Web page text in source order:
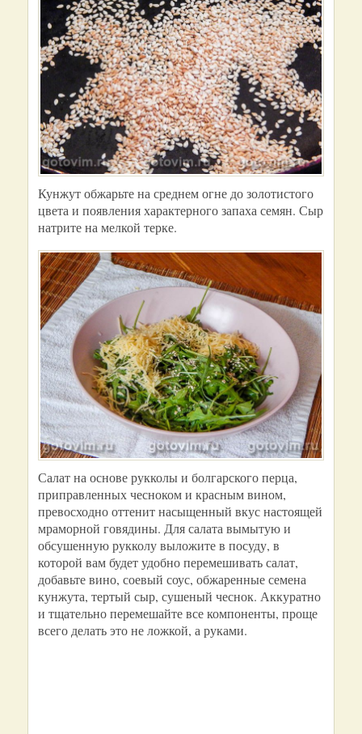
Кунжут обжарьте на среднем огне до золотистого
цвета и появления характерного запаха семян. Сыр
натрите на мелкой терке.
Салат на основе рукколы и болгарского перца,
приправленных чесноком и красным вином,
превосходно оттенит насыщенный вкус настоящей
мраморной говядины. Для салата вымытую и
обсушенную рукколу выложите в посуду, в
которой вам будет удобно перемешивать салат,
добавьте вино, соевый соус, обжаренные семена
кунжута, тертый сыр, сушеный чеснок. Аккуратно
и тщательно перемешайте все компоненты, проще
всего делать это не ложкой, а руками.